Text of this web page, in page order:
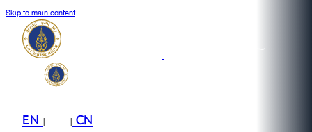
Skip to main content
EN| |CN